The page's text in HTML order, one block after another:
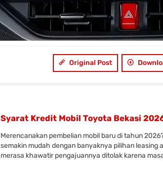
Original Post
Syarat Kredit Mobil Toyota Bekasi
Merencanakan pembelian mobil baru di tahun
semakin mudah dengan banyaknya pilihan
merasa khawatir pengajuannya ditolak karena